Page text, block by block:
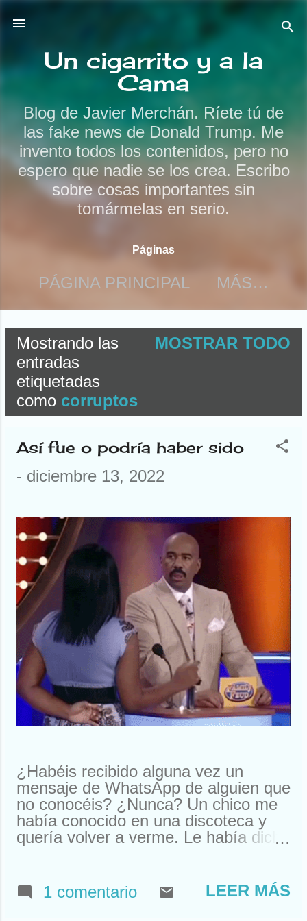
Ir al contenido principal
Un cigarrito y a la
Cama
Blog de Javier Merchán. Ríete tú de
las fake news de Donald Trump. Me
invento todos los contenidos, pero no
espero que nadie se los crea. Escribo
sobre cosas importantes sin
tomármelas en serio.
Páginas
PÁGINA PRINCIPAL MÁS…
E
n
t
a
a
s
Mostrando las
entradas
etiquetadas
como corruptos
MOSTRAR TODO
Así fue o podría haber sido
- diciembre 13, 2022
¿Habéis recibido alguna vez un
mensaje de WhatsApp de alguien que
no conocéis? ¿Nunca? Un chico me
había conocido en una discoteca y
quería volver a verme. Le había dicho
desesperadamente. Estuve a punto
de llamarle y quedar. Pero resulta
1 comentario LEER MÁS